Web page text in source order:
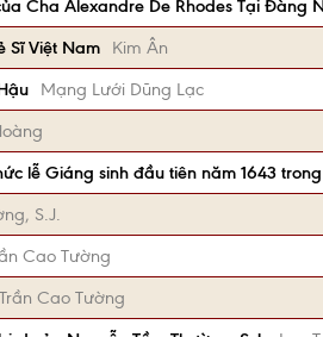
Cha Alexandre De Rhodes Tại Đàng
Sĩ Việt Nam
Kim Ân
Mạng Lưới Dũng Lạc
lễ Giáng sinh đầu tiên năm 1643
S.J.
Cao Tường
Cao Tường